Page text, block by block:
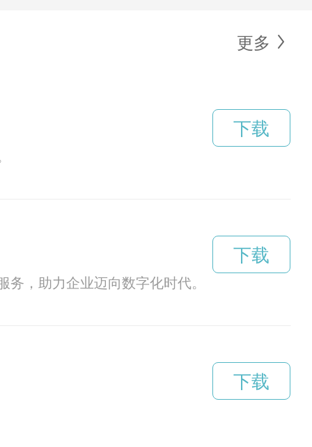
更多
下载
，助力企业迈向数字化时代。
下载
下载